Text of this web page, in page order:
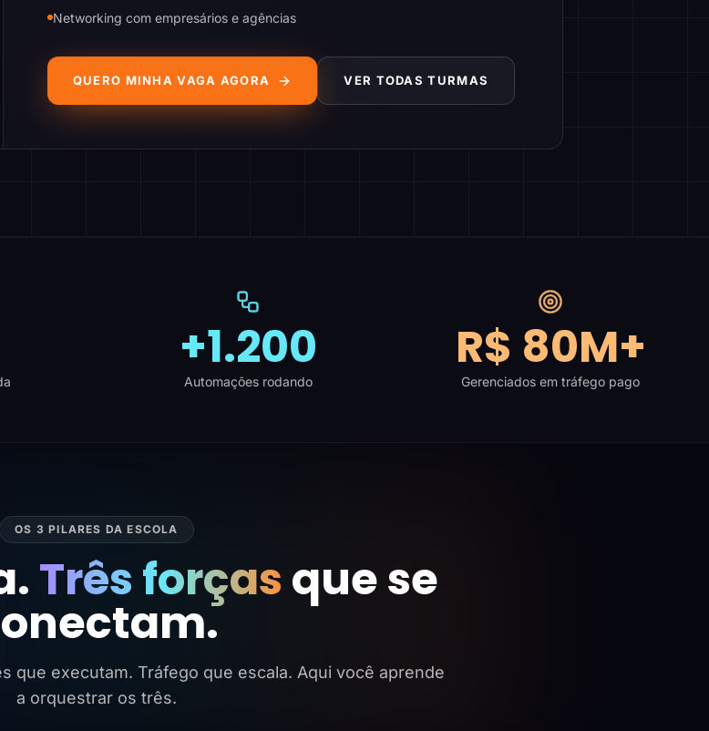
Networking com empresários e agências
QUERO MINHA VAGA AGORA VER TODAS TURMAS
+1.200
Automações rodando
R$ 80M+
Gerenciados em tráfego pago
OS 3 PILARES DA ESCOLA
Três forçasque se
que executam. Tráfego que escala. Aqui você aprende
a orquestrar os três.